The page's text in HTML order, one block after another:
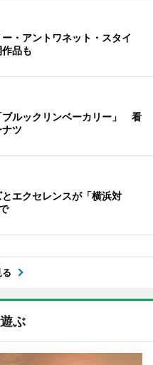
・アントワネット・スタイ
品も
ブルックリンベーカリー」 看
ツ
エクセレンスが「横浜対
る
ぶ